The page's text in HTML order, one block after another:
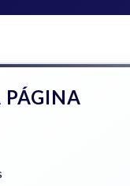
PÁGINA